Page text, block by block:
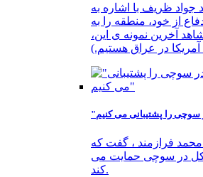
جواد ظریف با اشاره به
از خود، منطقه را به
آخرین نمونه ی این،
آمریکا در عراق هستیم.)
محمد فرازمند ، گفت که
در سوچی حمایت می
کند.